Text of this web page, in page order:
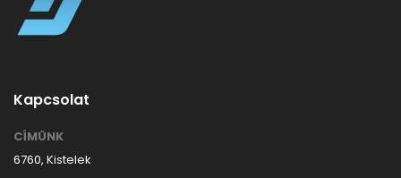
Kapcsolat
CÍMÜNK
6760, Kistelek